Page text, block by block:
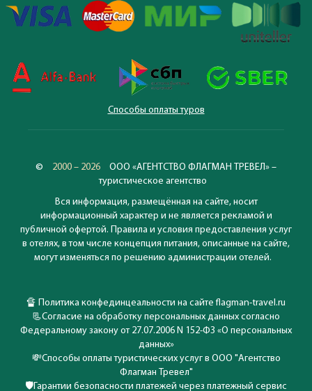
Способы оплаты туров
© 2000 – 2026
ООО «АГЕНТСТВО ФЛАГМАН ТРЕВЕЛ» –
туристическое агентство
Вся информация, размещённая на сайте, носит
информационный характер и не является рекламой и
публичной офертой. Правила и условия предоставления услуг
в отелях, в том числе концепция питания, описанные на сайте,
могут изменяться по решению администрации отелей.
🔏 Политика конфединцеальности на сайте flagman-travel.ru
📃Согласие на обработку персональных данных согласно
Федеральному закону от 27.07.2006 N 152-ФЗ «О персональных
данных»
💸Способы оплаты туристических услуг в ООО "Агентство
Флагман Тревел"
🛡️Гарантии безопасности платежей через платежный сервис